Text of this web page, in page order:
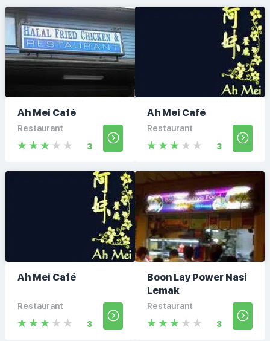
Ah Mei Café
Restaurant
3
Ah Mei Café
Restaurant
3
Ah Mei Café
Restaurant
3
Boon Lay Power Nasi
Lemak
Restaurant
3